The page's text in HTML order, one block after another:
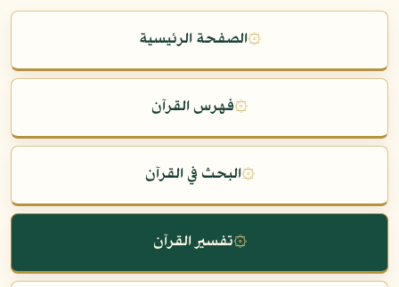
۞الصفحة الرئيسية
۞فهرس القرآن
۞البحث في القرآن
۞تفسير القرآن